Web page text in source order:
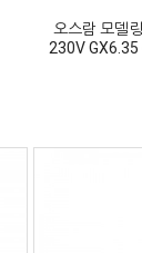
오스람 모델
230V GX6.35